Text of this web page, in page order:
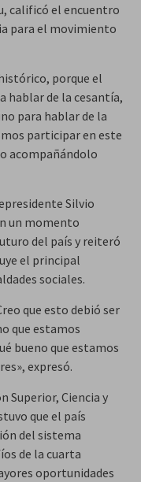
calificó el encuentro
para el movimiento
porque el
hablar de la cesantía,
para hablar de la
participar en este
acompañándolo
Silvio
un momento
del país y reiteró
el principal
sociales.
que esto debió ser
que estamos
bueno que estamos
expresó.
Superior, Ciencia y
que el país
del sistema
de la cuarta
oportunidades